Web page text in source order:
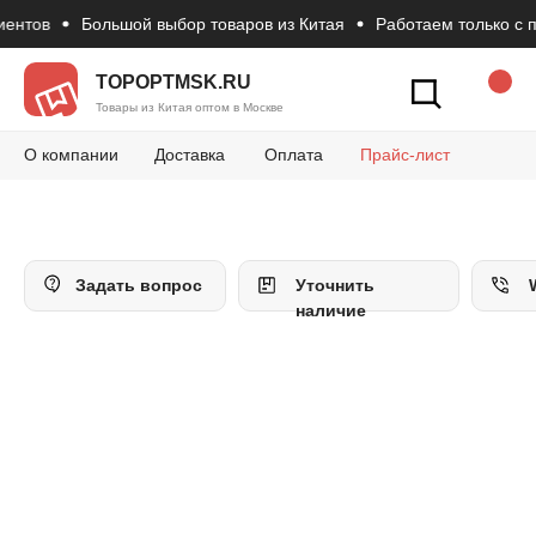
Большой выбор товаров из Китая Работаем только с
TOPOPTMSK.RU
Товары из Китая оптом в Москве
О компании Доставка Оплата
Как сделать
Прайс-лист
Уточнить
наличие
Задать вопрос